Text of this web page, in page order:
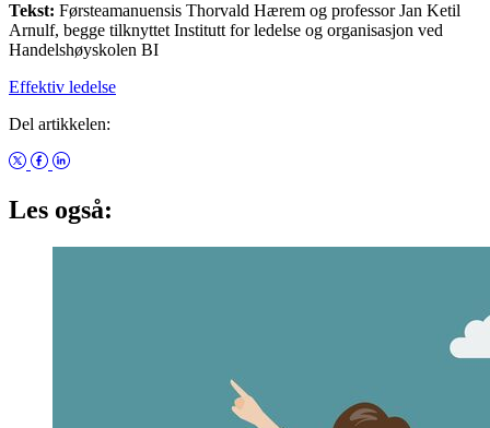
Tekst: Førsteamanuensis Thorvald Hærem og professor Jan Ketil
Arnulf, begge tilknyttet Institutt for ledelse og organisasjon ved
Handelshøyskolen BI
Effektiv ledelse
Del artikkelen:
Les også: